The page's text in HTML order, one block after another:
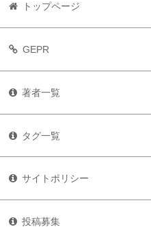
トップページ
GEPR
著者一覧
タグ一覧
サイトポリシー
投稿募集